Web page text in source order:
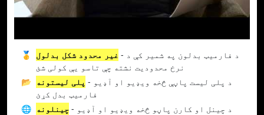
🥇 غیر محدود شکل بدلول - د فارمیټ بدلون په شمیر کې د
نرخ محدودیت نشته چې تاسو یې کولی شئ
📂 پلی لیستونه - د پلی لیست پاڼې څخه ویډیو او آډیو
فارمیټ بدل کړئ
🌐 چینلونه - د چینل او کارن پاڼو څخه ویډیو او آډیو